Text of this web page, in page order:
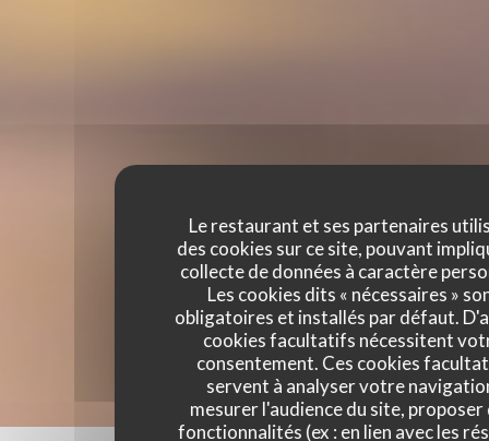
Le restaurant et ses partenaires
des cookies sur ce site, pouvant
collecte de données à caractère
Les cookies dits « nécessaires »
obligatoires et installés par défaut.
cookies facultatifs nécessitent
consentement. Ces cookies
servent à analyser votre
mesurer l'audience du site, proposer
fonctionnalités (ex : en lien avec les